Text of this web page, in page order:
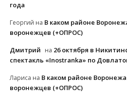
года
Георгий на В каком районе
воронежцев (+ОПРОС)
Дмитрий на 26 октября в
спектакль «Inostranka» по
Лариса на В каком районе
воронежцев (+ОПРОС)